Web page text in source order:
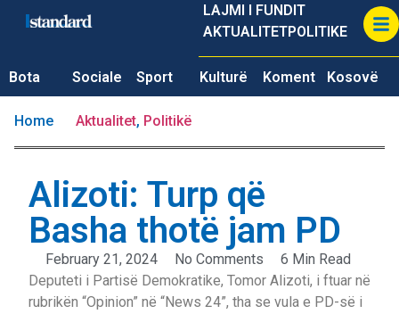
LAJMI I FUNDIT
AKTUALITETPOLITIKE
Bota Sociale Sport Kulturë Koment Kosovë
Home Aktualitet, Politikë
Alizoti: Turp që
Basha thotë jam PD
February 21, 2024 No Comments
6 Min Read
Deputeti i Partisë Demokratike, Tomor Alizoti, i ftuar në
rubrikën “Opinion” në “News 24”, tha se vula e PD-së i